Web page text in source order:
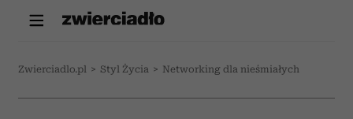
Zwierciadlo.pl > Styl Życia > Networking dla nieśmiałych